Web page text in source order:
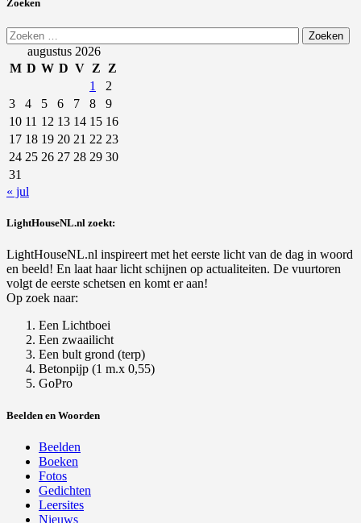
Zoeken
Zoeken
naar:augustus 2026
M D W D V Z
Z
1
2
3
4 5 6 7 8
9
10 11 12 13 14 15 16
17 18 19 20 21 22 23
24 25 26 27 28 29 30
31
« jul
LightHouseNL.nl zoekt:
LightHouseNL.nl inspireert met het eerste licht van de dag in woord
en beeld! En laat haar licht schijnen op actualiteiten. De vuurtoren
volgt de eerste schetsen en komt er aan!
Op zoek naar:
Een Lichtboei
Een zwaailicht
Een bult grond (terp)
Betonpijp (1 m.x 0,55)
GoPro
Beelden en Woorden
Beelden
Boeken
Fotos
Gedichten
Leersites
Nieuws